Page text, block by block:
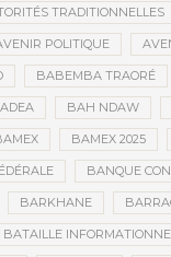
TRADITIONNELLES
POLITIQUE
BABEMBA TRAORÉ
BAH NDAW
BAMEX 2025
BANQUE
BARKHANE
BATAILLE